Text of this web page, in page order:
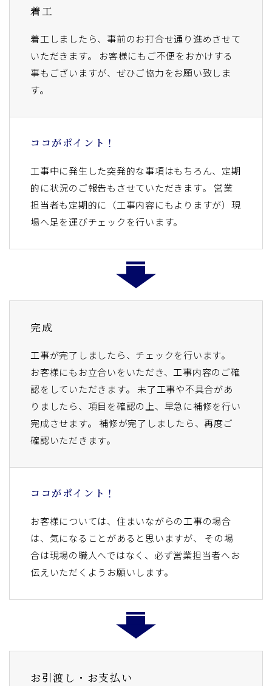
着工
着工しましたら、事前のお打合せ通り進めさせて
いただきます。 お客様にもご不便をおかけする
事もございますが、ぜひご協力をお願い致しま
す。
ココがポイント！
工事中に発生した突発的な事項はもちろん、定期
的に状況のご報告もさせていただきます。 営業
担当者も定期的に（工事内容にもよりますが）現
場へ足を運びチェックを行います。
完成
工事が完了しましたら、チェックを行います。
お客様にもお立合いをいただき、工事内容のご確
認をしていただきます。 未了工事や不具合があ
りましたら、項目を確認の上、早急に補修を行い
完成させます。 補修が完了しましたら、再度ご
確認いただきます。
ココがポイント！
お客様については、住まいながらの工事の場合
は、気になることがあると思いますが、 その場
合は現場の職人へではなく、必ず営業担当者へお
伝えいただくようお願いします。
お引渡し・お支払い